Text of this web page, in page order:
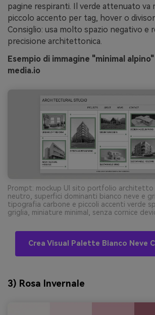
pagine respiranti. Il verde attenuato va
piccolo accento per tag, hover o
Consiglio: usa molto spazio negativo e
precisione architettonica.
Esempio di immagine "minimal
media.io
Prompt: mockup UI sito portfolio
neutro, superfici dominanti bianco neve e
tipografia carbone e piccoli accenti verde
griglia, miniature minimal, senza cornice
Crea Visual Palette Bianco Neve
3) Rosa Invernale